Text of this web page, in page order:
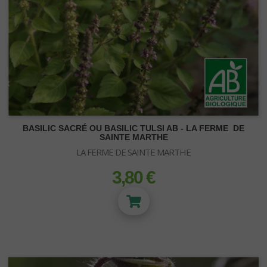
Kit Turbo Neon
BASILIC SACRÉ OU BASILIC TULSI AB - LA FERME DE
SAINTE MARTHE
LA FERME DE SAINTE MARTHE
prix
3,80 €